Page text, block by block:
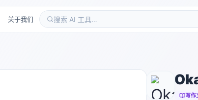
关于我们
写作